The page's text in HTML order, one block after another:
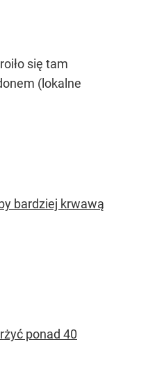
się tam
(lokalne
bardziej krwawą
ponad 40